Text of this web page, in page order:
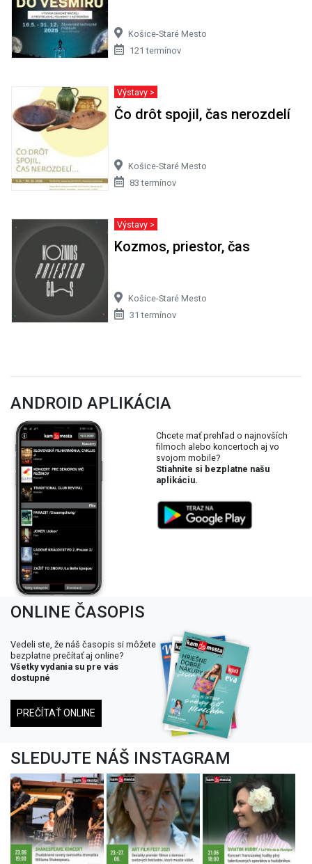
Košice-Staré Mesto
121 termínov
Výstavy >
Čo drôt spojil, čas nerozdelí
Košice-Staré Mesto
83 termínov
Výstavy >
Kozmos, priestor, čas
Košice-Staré Mesto
31 termínov
ANDROID APLIKÁCIA
Chcete mať prehľad o najnovších
filmoch alebo koncertoch aj vo
svojom mobile?
Stiahnite si bezplatne našu
aplikáciu.
ONLINE ČASOPIS
Vedeli ste, že náš časopis si môžete
bezplatne prečítať aj online?
Všetky vydania su pre vás
dostupné
PREČÍTAŤ ONLINE
SLEDUJTE NÁŠ INSTAGRAM